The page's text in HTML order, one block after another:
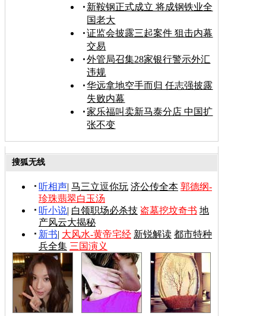
新鞍钢正式成立 将成钢铁业全
国老大
证监会披露三起案件 狙击内幕
交易
外管局召集28家银行警示外汇
违规
华远拿地空手而归 任志强披露
失败内幕
家乐福叫卖新马泰分店 中国扩
张不变
搜狐无线
听相声| 马三立逗你玩 济公传全本 郭德纲-
珍珠翡翠白玉汤
听小说| 白领职场必杀技 盗墓挖坟奇书 地
产风云大揭秘
新书| 大风水-黄帝宅经 新锐解读 都市特种
兵全集 三国演义